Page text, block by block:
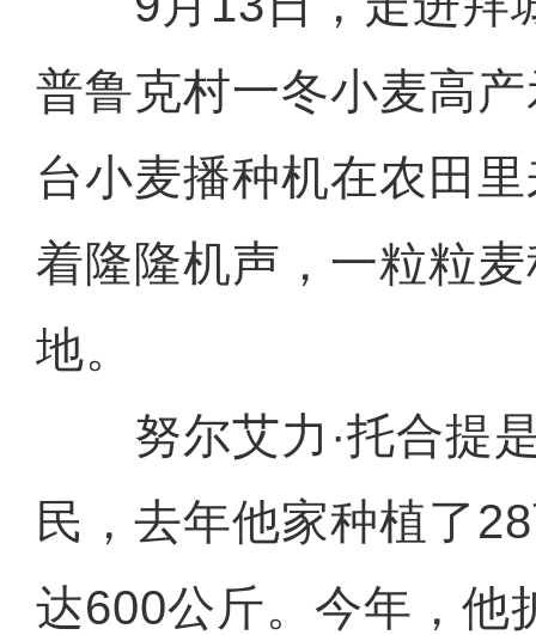
普鲁克村一冬小麦高
台小麦播种机在农田
着隆隆机声，一粒粒
地。
努尔艾力·托合提是
民，去年他家种植了
达600公斤。今年，他